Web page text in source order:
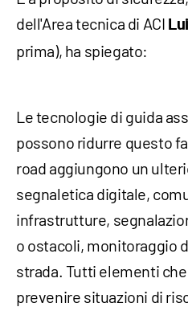
dell'Area tecnica di ACI
prima), ha spiegato:
Le tecnologie di guida
possono ridurre questo
road aggiungono un
segnaletica digitale,
infrastrutture,
o ostacoli, monitoraggio
strada. Tutti elementi
prevenire situazioni di